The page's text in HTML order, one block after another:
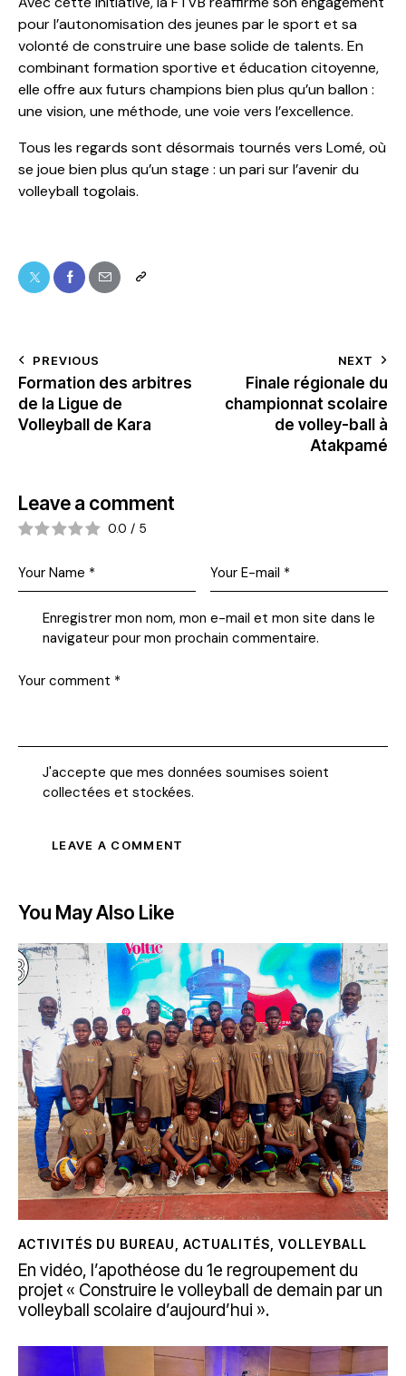
pour l’autonomisation des jeunes par le sport et sa
volonté de construire une base solide de talents. En
combinant formation sportive et éducation citoyenne,
elle offre aux futurs champions bien plus qu’un ballon :
une vision, une méthode, une voie vers l’excellence.
Tous les regards sont désormais tournés vers Lomé, où
se joue bien plus qu’un stage : un pari sur l’avenir du
volleyball togolais.
PREVIOUS
Formation des arbitres
de la Ligue de
Volleyball de Kara
NEXT
Finale régionale du
championnat scolaire
de volley-ball à
Atakpamé
Leave a comment
0.0 / 5
Enregistrer mon nom, mon e-mail et mon site dans le
navigateur pour mon prochain commentaire.
J'accepte que mes données soumises soient
collectées et stockées.
You May Also Like
ACTIVITÉS DU BUREAU ACTUALITÉS VOLLEYBALL
En vidéo, l’apothéose du 1e regroupement du
projet « Construire le volleyball de demain par un
volleyball scolaire d’aujourd’hui ».